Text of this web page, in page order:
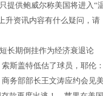
提供鲍威尔称美国将进入“
升资讯内容有什么疑问，请
长期倒挂作为经济衰退论
斯盖特低估了球员，耶伦：
务部部长王文涛应约会见